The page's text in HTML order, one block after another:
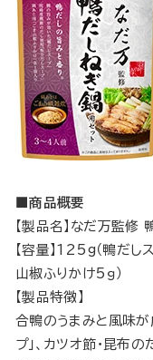
■商品概要
【製品名】なだ万監修
【容量】125g（鴨だし
山椒ふりかけ5ｇ）
【製品特徴】
合鴨のうまみと風味が
プ」、カツオ節・昆布